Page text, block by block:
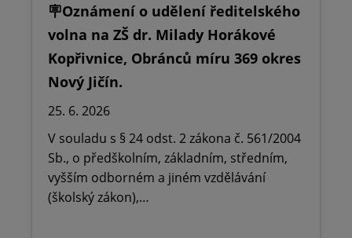
🪧Oznámení o udělení ředitelského
volna na ZŠ dr. Milady Horákové
Kopřivnice, Obránců míru 369 okres
Nový Jičín.
25. 6. 2026
V souladu s § 24 odst. 2 zákona č. 561/2004
Sb., o předškolním, základním, středním,
vyšším odborném a jiném vzdělávání
(školský zákon),…